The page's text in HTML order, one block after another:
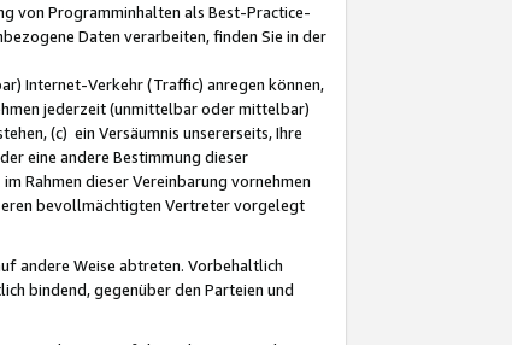
von Programminhalten als Best-Practice-
Daten verarbeiten, finden Sie in der
Internet-Verkehr (Traffic) anregen können,
jederzeit (unmittelbar oder mittelbar)
(c) ein Versäumnis unsererseits, Ihre
eine andere Bestimmung dieser
Rahmen dieser Vereinbarung vornehmen
bevollmächtigten Vertreter vorgelegt
andere Weise abtreten. Vorbehaltlich
bindend, gegenüber den Parteien und